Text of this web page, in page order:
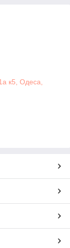
к5, Одеса,